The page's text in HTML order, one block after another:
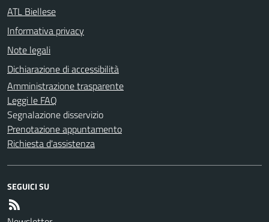
ATL Biellese
Informativa privacy
Note legali
Dichiarazione di accessibilità
Amministrazione trasparente
Leggi le FAQ
Segnalazione disservizio
Prenotazione appuntamento
Richiesta d'assistenza
SEGUICI SU